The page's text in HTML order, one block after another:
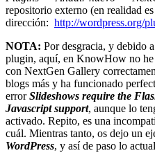
repositorio externo (en realidad
dirección: http://wordpress.org/
NOTA: Por desgracia, y debido
plugin, aquí, en KnowHow no he
con NextGen Gallery
blogs más y ha funcionado
errorSlideshows require the
Javascript support, aunque lo
activado. Repito, es una
cuál. Mientras tanto, os dejo un
WordPress, y así de paso lo